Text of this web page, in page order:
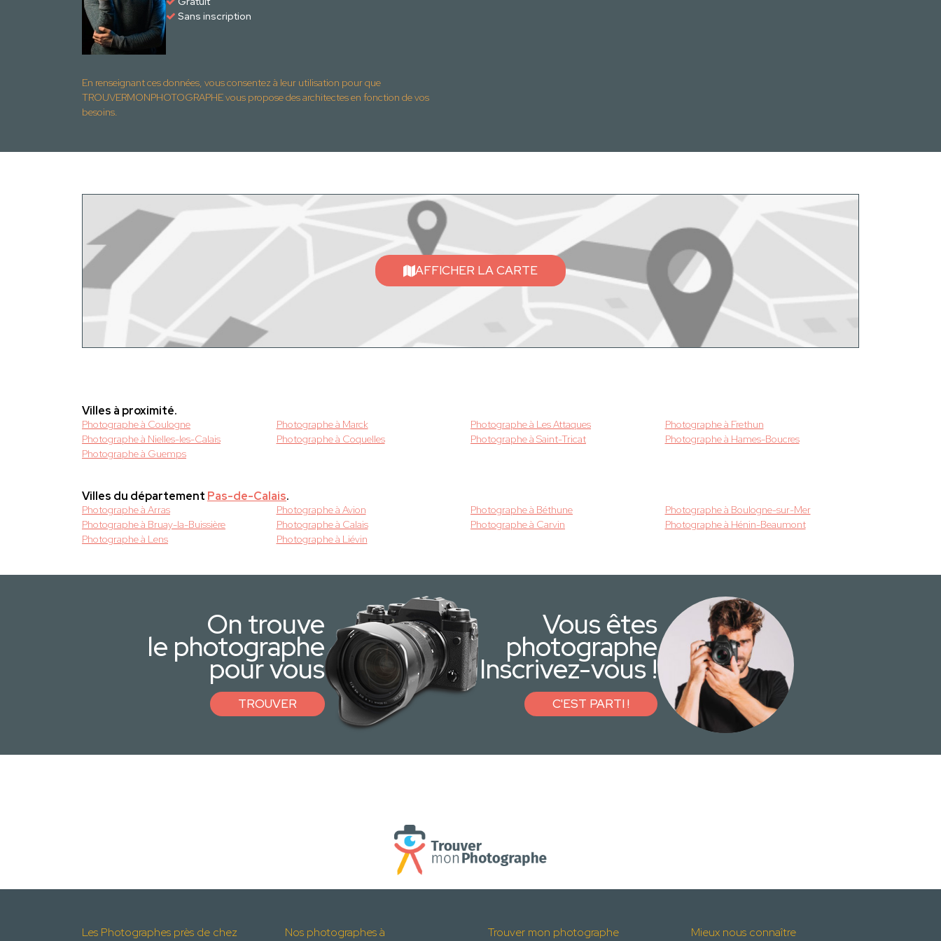
Sans inscription
En renseignant ces données, vous consentez à leur utilisation pour que
TROUVERMONPHOTOGRAPHE vous propose des architectes en fonction de vos
besoins.
AFFICHER LA CARTE
Villes à proximité.
Photographe à Coulogne Photographe à Marck Photographe à Les Attaques
Photographe à Frethun
Photographe à Nielles-les-Calais
Photographe à Coquelles Photographe à Saint-Tricat
Photographe à Hames-Boucres
Photographe à Guemps
Villes du département Pas-de-Calais.
Photographe à Arras Photographe à Avion Photographe à Béthune
Photographe à Boulogne-sur-Mer
Photographe à Bruay-la-Buissière
Photographe à Calais Photographe à Carvin
Photographe à Hénin-Beaumont
Photographe à Lens
Photographe à Liévin
On trouve
le photographe
pour vous
TROUVER
Vous êtes
photographe
Inscrivez-vous !
C'EST PARTI !
Les Photographes près de chez Nos photographes à Trouver mon photographe Mieux nous connaître